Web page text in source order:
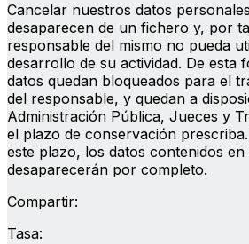
Cancelar nuestros datos
desaparecen de un fichero y, por
responsable del mismo no pueda
desarrollo de su actividad. De esta
datos quedan bloqueados para el
del responsable, y quedan a
Administración Pública, Jueces y
el plazo de conservación
este plazo, los datos contenidos
desaparecerán por completo.
Compartir:
Tasa: